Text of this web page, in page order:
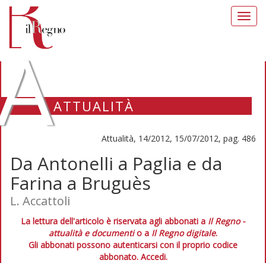
ATTUALITÀ
Attualità, 14/2012, 15/07/2012, pag. 486
Da Antonelli a Paglia e da
Farina a Bruguès
L. Accattoli
La lettura dell'articolo è riservata agli abbonati a Il Regno -
attualità e documentio a Il Regno digitale.
Gli abbonati possono autenticarsi con il proprio codice
abbonato. Accedi.